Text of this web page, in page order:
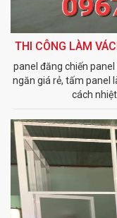
THI CÔNG LÀM
panel đăng chiến
ngăn giá rẻ, tấm panel
cách